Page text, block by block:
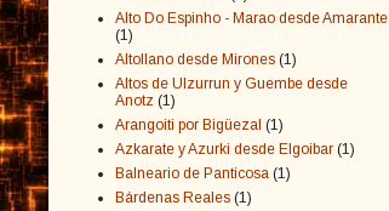
Alto Do Espinho - Marao desde Amarante
(1)
Altollano desde Mirones (1)
Altos de Ulzurrun y Guembe desde
Anotz (1)
Arangoiti por Bigüezal (1)
Azkarate y Azurki desde Elgoibar (1)
Balneario de Panticosa (1)
Bárdenas Reales (1)